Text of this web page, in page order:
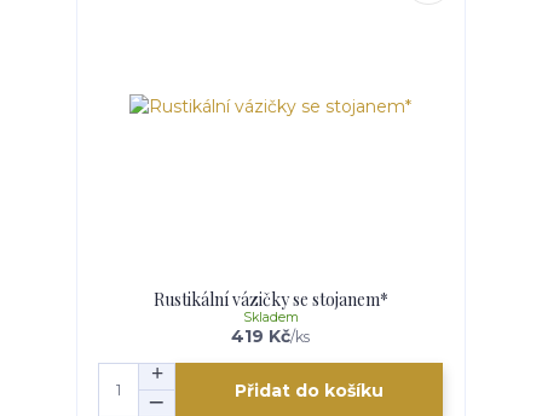
Rustikální vázičky se stojanem*
419 Kč/ks
Skladem
Přidat do košíku